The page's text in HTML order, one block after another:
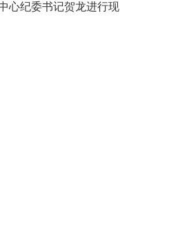
心纪委书记贺龙进行现